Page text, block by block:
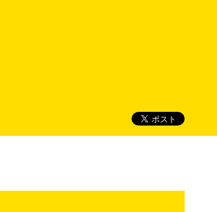
修プラン
ップ
プロフィール
験・納入金など）